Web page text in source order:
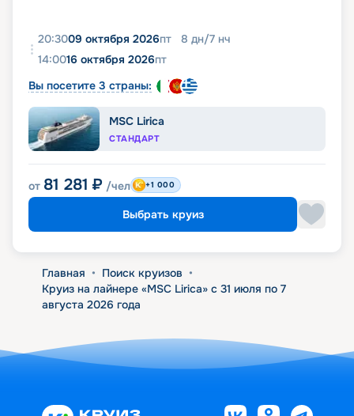
20:3009 октября 2026пт 8 дн/7 нч
14:0016 октября 2026пт
Вы посетите 3 страны:
MSC Lirica
СТАНДАРТ
от 81 281 ₽ /чел +1 000
Выбрать круиз
Главная • Поиск круизов •
Круиз на лайнере «MSC Lirica» с 31 июля по 7
августа 2026 года